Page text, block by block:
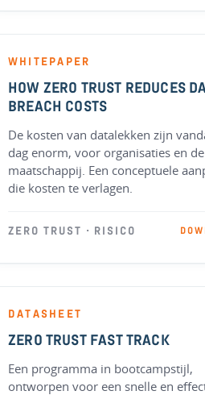
WHITEPAPER
HOW ZERO TRUST REDUCES
BREACH COSTS
De kosten van datalekken zijn
dag enorm, voor organisaties en de
maatschappij. Een conceptuele
die kosten te verlagen.
ZERO TRUST · RISICO
DATASHEET
ZERO TRUST FAST TRACK
Een programma in bootcampstijl,
ontworpen voor een snelle en